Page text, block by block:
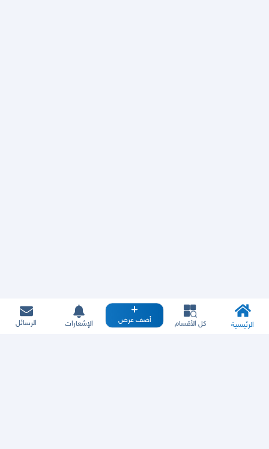
الرئيسية كل الأقسام أضف عرض الإشعارات الرسائل